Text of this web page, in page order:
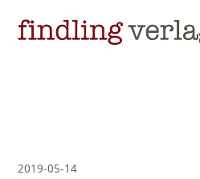
2019-05-14